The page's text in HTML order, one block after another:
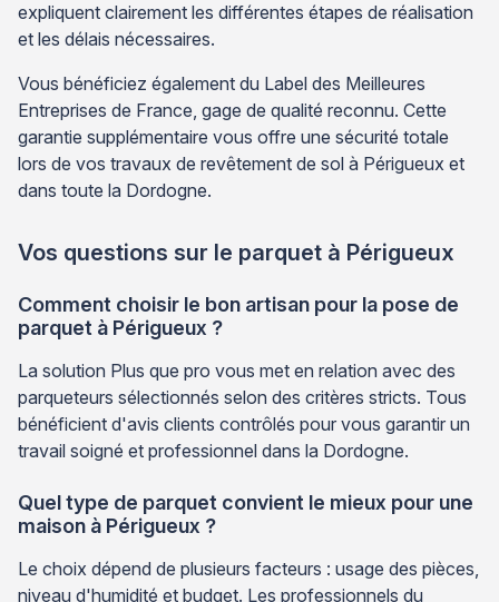
expliquent clairement les différentes étapes de réalisation
et les délais nécessaires.
Vous bénéficiez également du Label des Meilleures
Entreprises de France, gage de qualité reconnu. Cette
garantie supplémentaire vous offre une sécurité totale
lors de vos travaux de revêtement de sol à Périgueux et
dans toute la Dordogne.
Vos questions sur le parquet à Périgueux
Comment choisir le bon artisan pour la pose de
parquet à Périgueux ?
La solution Plus que pro vous met en relation avec des
parqueteurs sélectionnés selon des critères stricts. Tous
bénéficient d'avis clients contrôlés pour vous garantir un
travail soigné et professionnel dans la Dordogne.
Quel type de parquet convient le mieux pour une
maison à Périgueux ?
Le choix dépend de plusieurs facteurs : usage des pièces,
niveau d'humidité et budget. Les professionnels du